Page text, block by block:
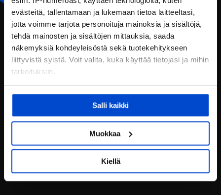
evästeitä, tallentamaan ja lukemaan tietoa laitteeltasi,
jotta voimme tarjota personoituja mainoksia ja sisältöjä,
tehdä mainosten ja sisältöjen mittauksia, saada
näkemyksiä kohdeyleisöstä sekä tuotekehitykseen
liittyvistä syistä. Voit valita, kuka käyttää tietojasi ja mihin
tarkoituksiin.
Jos sallit, haluamme myös tehdä seuraavia:
Kerätä tietoja maantieteellisestä sijainnistasi,
mahdollisesti muutaman metrin tarkkuudella
Tunnistaa laitteesi skannaamalla sen
ominaispiirteitä aktiivisesti (sormenjäljen
Lue lisää siitä, miten henkilötietojasi käsitellään ja miten
voit määrittää asetuksesitiedot-osiossa. Voit muuttaa
Salli kaikki
Muokkaa
Kiellä
Puh:
(+358) 201 108 200
reception@eerikkila.fi
YHTEYSTIEDOT
SIJAINTI
PYYDÄ TARJOUS
ANNA PALAUTETTA
ILMOITA VÄÄRINKÄYTÖKSESTÄ TAI
EPÄEETTISESTÄ TOIMINNASTA